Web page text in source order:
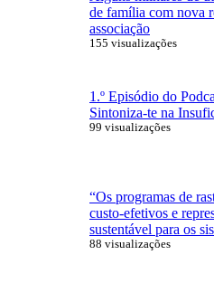
de família com nova
associação
155 visualizações
1.º Episódio do
Sintoniza-te na
99 visualizações
“Os programas de
custo-efetivos e
sustentável para os
88 visualizações